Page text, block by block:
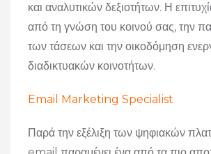
και αναλυτικών δεξιοτήτων. Η
από τη γνώση του κοινού σας, την
των τάσεων και την οικοδόμηση
διαδικτυακών κοινοτήτων.
Email Marketing Specialist
Παρά την εξέλιξη των ψηφιακών